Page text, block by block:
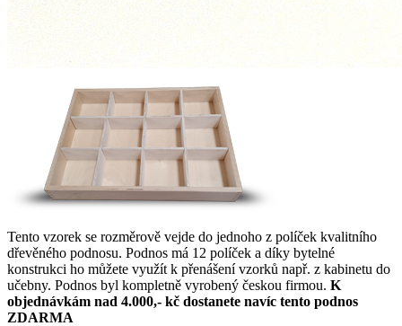
Tento vzorek se rozměrově vejde do jednoho z políček kvalitního
dřevěného podnosu. Podnos má 12 políček a díky bytelné
konstrukci ho můžete využít k přenášení vzorků např. z kabinetu do
učebny. Podnos byl kompletně vyrobený českou firmou. K
objednávkám nad 4.000,- kč dostanete navíc tento podnos
ZDARMA